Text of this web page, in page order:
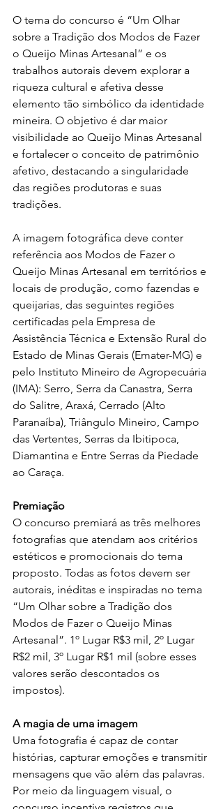
O tema do concurso é “Um Olhar
sobre a Tradição dos Modos de Fazer
o Queijo Minas Artesanal” e os
trabalhos autorais devem explorar a
riqueza cultural e afetiva desse
elemento tão simbólico da identidade
mineira. O objetivo é dar maior
visibilidade ao Queijo Minas Artesanal
e fortalecer o conceito de patrimônio
afetivo, destacando a singularidade
das regiões produtoras e suas
tradições.
A imagem fotográfica deve conter
referência aos Modos de Fazer o
Queijo Minas Artesanal em territórios e
locais de produção, como fazendas e
queijarias, das seguintes regiões
certificadas pela Empresa de
Assistência Técnica e Extensão Rural do
Estado de Minas Gerais (Emater-MG) e
pelo Instituto Mineiro de Agropecuária
(IMA): Serro, Serra da Canastra, Serra
do Salitre, Araxá, Cerrado (Alto
Paranaíba), Triângulo Mineiro, Campo
das Vertentes, Serras da Ibitipoca,
Diamantina e Entre Serras da Piedade
ao Caraça.
Premiação
O concurso premiará as três melhores
fotografias que atendam aos critérios
estéticos e promocionais do tema
proposto. Todas as fotos devem ser
autorais, inéditas e inspiradas no tema
“Um Olhar sobre a Tradição dos
Modos de Fazer o Queijo Minas
Artesanal”. 1º Lugar R$3 mil, 2º Lugar
R$2 mil, 3º Lugar R$1 mil (sobre esses
valores serão descontados os
impostos).
A magia de uma imagem
Uma fotografia é capaz de contar
histórias, capturar emoções e transmitir
mensagens que vão além das palavras.
Por meio da linguagem visual, o